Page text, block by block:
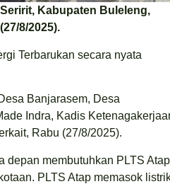
Kabupaten Buleleng,
8/2025).
Terbarukan secara nyata
Banjarasem, Desa
Indra, Kadis
Rabu (27/8/2025).
depan membutuhkan PLTS Atap
PLTS Atap memasok